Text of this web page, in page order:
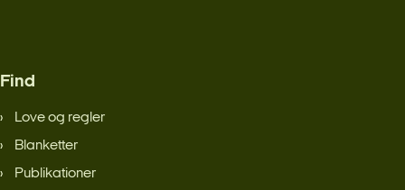
Find
Love og regler
Blanketter
Publikationer